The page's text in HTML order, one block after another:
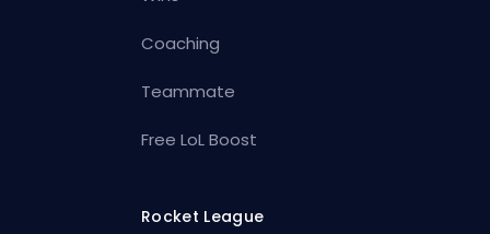
Coaching
Teammate
Free LoL Boost
Rocket League